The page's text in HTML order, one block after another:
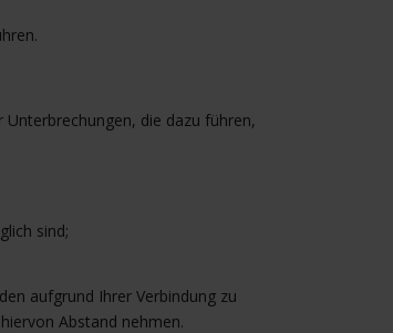
die dazu führen,
sind;
aufgrund Ihrer Verbindung zu
Abstand nehmen.